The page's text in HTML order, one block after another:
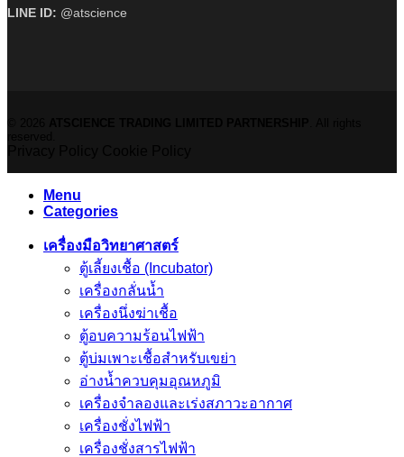
LINE ID: @atscience
Menu
Categories
เครื่องมือวิทยาศาสตร์
ตู้เลี้ยงเชื้อ (Incubator)
เครื่องกลั่นน้ำ
เครื่องนึ่งฆ่าเชื้อ
ตู้อบความร้อนไฟฟ้า
ตู้บ่มเพาะเชื้อสำหรับเขย่า
อ่างน้ำควบคุมอุณหภูมิ
เครื่องจำลองและเร่งสภาวะอากาศ
เครื่องชั่งไฟฟ้า
เครื่องชั่งสารไฟฟ้า